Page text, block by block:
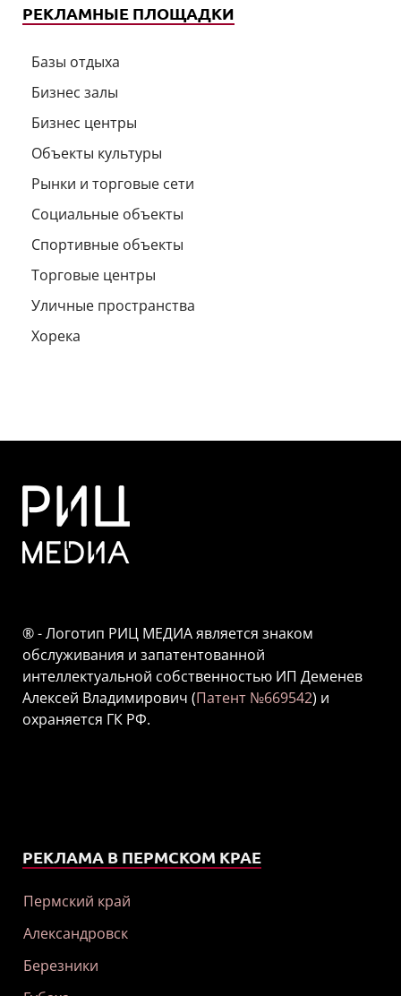
РЕКЛАМНЫЕ ПЛОЩАДКИ
Базы отдыха
Бизнес залы
Бизнес центры
Объекты культуры
Рынки и торговые сети
Социальные объекты
Спортивные объекты
Торговые центры
Уличные пространства
Хорека
® - Логотип РИЦ МЕДИА является знаком
обслуживания и запатентованной
интеллектуальной собственностью ИП Деменев
Алексей Владимирович (Патент №669542) и
охраняется ГК РФ.
РЕКЛАМА В ПЕРМСКОМ КРАЕ
Пермский край
Александровск
Березники